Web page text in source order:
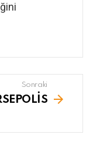
Sonraki